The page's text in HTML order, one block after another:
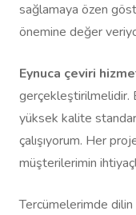
sağlamaya özen
önemine değer
Eynuca çeviri
gerçekleştirilmelidir.
yüksek kalite
çalışıyorum. Her
müşterilerimin
Tercümelerimde dilin